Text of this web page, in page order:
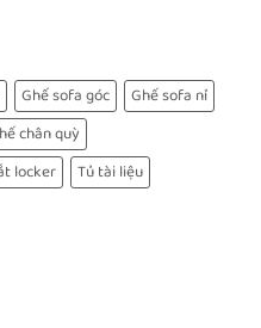
Ghế sofa góc
Ghế sofa nỉ
chân quỳ
locker
Tủ tài liệu